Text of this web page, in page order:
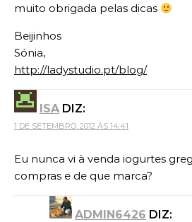
muito obrigada pelas dicas
Beijinhos
Sónia,
http://ladystudio.pt/blog/
ISA DIZ:
1 DE SETEMBRO, 2012 ÀS 14:41
Eu nunca vi à venda iogurtes
compras e de que marca?
ADMIN6426 DIZ: